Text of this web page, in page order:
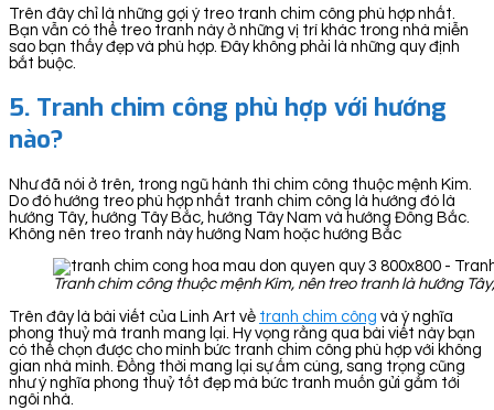
Trên đây chỉ là những gợi ý treo tranh chim công phù hợp nhất.
Bạn vẫn có thể treo tranh này ở những vị trí khác trong nhà miễn
sao bạn thấy đẹp và phù hợp. Đây không phải là những quy định
bắt buộc.
5. Tranh chim công phù hợp với hướng
nào?
Như đã nói ở trên, trong ngũ hành thì chim công thuộc mệnh Kim.
Do đó hướng treo phù hợp nhất tranh chim công là hướng đó là
hướng Tây, hướng Tây Bắc, hướng Tây Nam và hướng Đông Bắc.
Không nên treo tranh này hướng Nam hoặc hướng Bắc
Tranh chim công thuộc mệnh Kim, nên treo tranh là hướng
Trên đây là bài viết của Linh Art về tranh chim công và ý nghĩa
phong thuỷ mà tranh mang lại. Hy vọng rằng qua bài viết này bạn
có thể chọn được cho mình bức tranh chim công phù hợp với không
gian nhà mình. Đồng thời mang lại sự ấm cúng, sang trọng cũng
như ý nghĩa phong thuỷ tốt đẹp mà bức tranh muốn gửi gắm tới
ngôi nhà.